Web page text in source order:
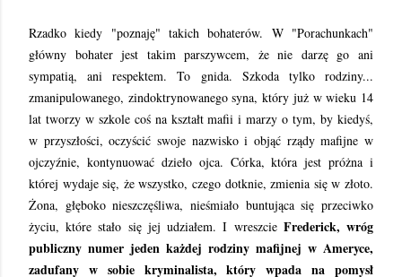
Rzadko kiedy "poznaję" takich bohaterów. W "Porachunkach"
główny bohater jest takim parszywcem, że nie darzę go ani
sympatią, ani respektem. To gnida. Szkoda tylko rodziny...
zmanipulowanego, zindoktrynowanego syna, który już w wieku 14
lat tworzy w szkole coś na kształt mafii i marzy o tym, by kiedyś,
w przyszłości, oczyścić swoje nazwisko i objąć rządy mafijne w
ojczyźnie, kontynuować dzieło ojca. Córka, która jest próżna i
której wydaje się, że wszystko, czego dotknie, zmienia się w złoto.
Żona, głęboko nieszczęśliwa, nieśmiało buntująca się przeciwko
życiu, które stało się jej udziałem. I wreszcie Frederick, wróg
publiczny numer jeden każdej rodziny mafijnej w Ameryce,
zadufany w sobie kryminalista, który wpada na pomysł